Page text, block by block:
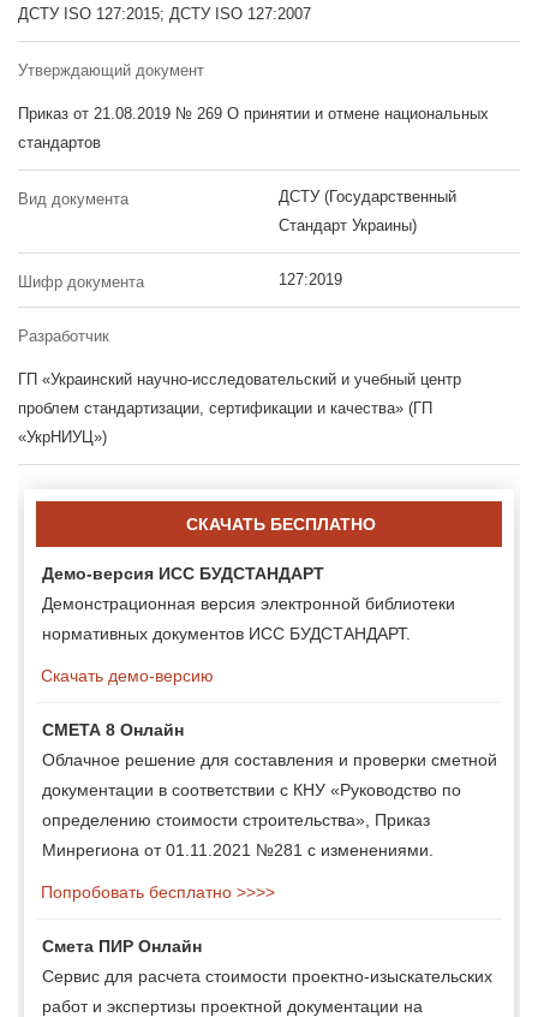
ДСТУ ISO 127:2015; ДСТУ ISO 127:2007
Утверждающий документ
Приказ от 21.08.2019 № 269 О принятии и отмене национальных
стандартов
Вид документа
ДСТУ (Государственный
Стандарт Украины)
Шифр документа 127:2019
Разработчик
ГП «Украинский научно-исследовательский и учебный центр
проблем стандартизации, сертификации и качества» (ГП
«УкрНИУЦ»)
СКАЧАТЬ БЕСПЛАТНО
Демо-версия ИСС БУДСТАНДАРТ
Демонстрационная версия электронной библиотеки
нормативных документов ИСС БУДСТАНДАРТ.
Скачать демо-версию
СМЕТА 8 Онлайн
Облачное решение для составления и проверки сметной
документации в соответствии с КНУ «Руководство по
определению стоимости строительства», Приказ
Минрегиона от 01.11.2021 №281 с изменениями.
Попробовать бесплатно >>>>
Смета ПИР Онлайн
Сервис для расчета стоимости проектно-изыскательских
работ и экспертизы проектной документации на